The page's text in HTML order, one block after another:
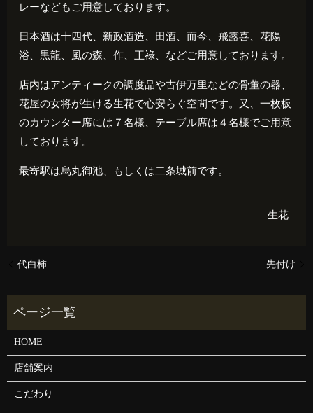
レーなどもご用意しております。
日本酒は十四代、新政酒造、田酒、而今、飛露喜、花陽
浴、黒龍、風の森、作、王祿、などご用意しております。
店内はアンティークの調度品や古伊万里などの骨董の器、
花屋の女将が生ける生花で心安らぐ空間です。又、一枚板
のカウンター席には７名様、テーブル席は４名様でご用意
しております。
最寄駅は烏丸御池、もしくは二条城前です。
生花
代白柿 先付け
HOME
店舗案内
こだわり